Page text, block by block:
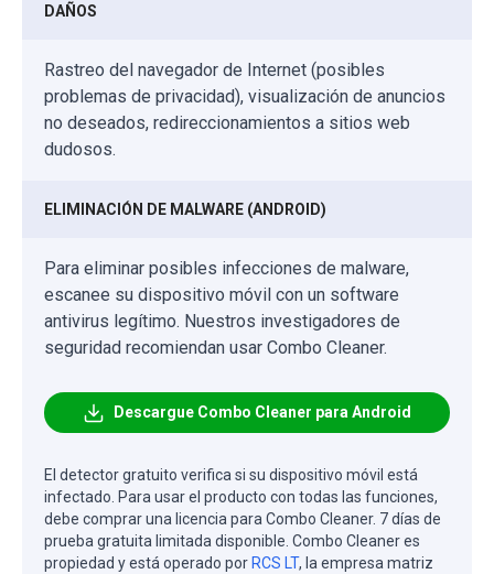
DAÑOS
Rastreo del navegador de Internet (posibles
problemas de privacidad), visualización de anuncios
no deseados, redireccionamientos a sitios web
dudosos.
ELIMINACIÓN DE MALWARE (ANDROID)
Para eliminar posibles infecciones de malware,
escanee su dispositivo móvil con un software
antivirus legítimo. Nuestros investigadores de
seguridad recomiendan usar Combo Cleaner.
Descargue Combo Cleaner para Android
El detector gratuito verifica si su dispositivo móvil está
infectado. Para usar el producto con todas las funciones,
debe comprar una licencia para Combo Cleaner. 7 días de
prueba gratuita limitada disponible. Combo Cleaner es
propiedad y está operado por RCS LT, la empresa matriz